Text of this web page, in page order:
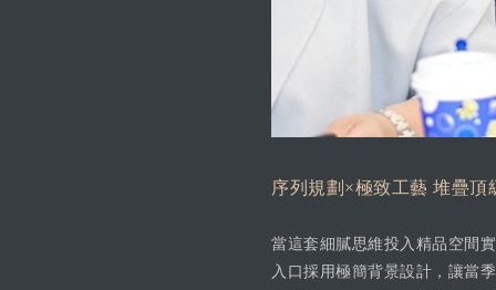
序列規劃×極致工藝 堆疊頂
當這套細膩思維投入精品空間
入口採用極簡背景設計，讓當